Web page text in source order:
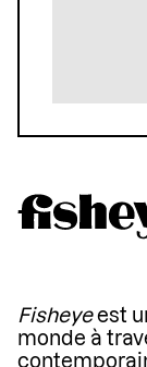
Fisheyeest
monde à